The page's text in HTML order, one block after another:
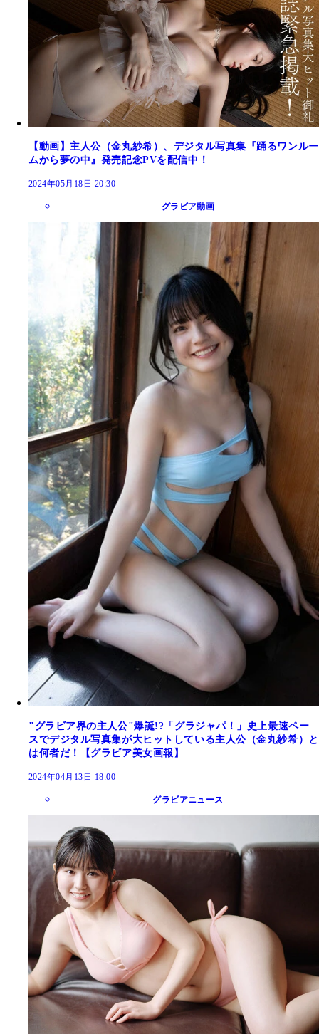
【動画】主人公（金丸紗希）、デジタル写真集『踊るワンルー
ムから夢の中』発売記念PVを配信中！
2024年05月18日 20:30
グラビア動画
"グラビア界の主人公"爆誕!?「グラジャパ！」史上最速ペー
スでデジタル写真集が大ヒットしている主人公（金丸紗希）と
は何者だ！【グラビア美女画報】
2024年04月13日 18:00
グラビアニュース